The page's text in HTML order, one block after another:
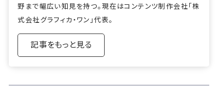
野まで幅広い知見を持つ。現在はコンテンツ制作会社「株
式会社グラフィカ・ワン」代表。
記事をもっと見る